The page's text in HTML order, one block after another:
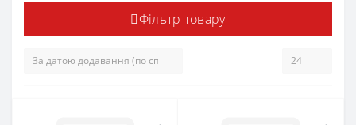
Фільтр товару